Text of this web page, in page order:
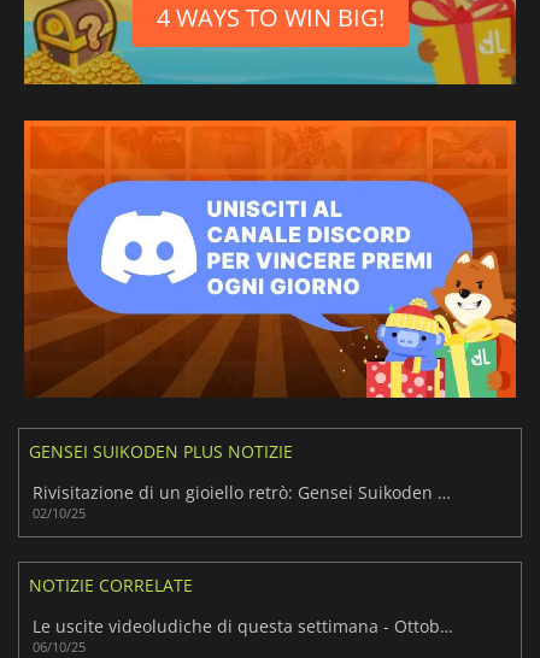
4 WAYS TO WIN BIG!
GENSEI SUIKODEN PLUS NOTIZIE
Rivisitazione di un gioiello retrò: Gensei Suikoden Plus risplende
02/10/25
NOTIZIE CORRELATE
Le uscite videoludiche di questa settimana - Ottobre 2025 (Settimana 41)
06/10/25